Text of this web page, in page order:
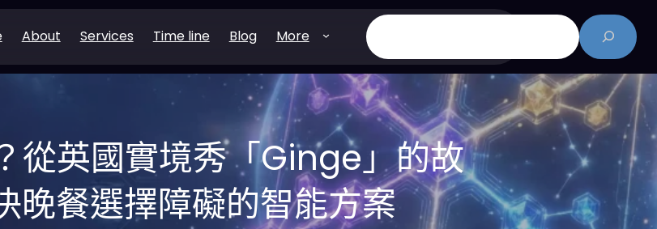
About Services Time line Blog More
搜
尋
從英國實境秀「Ginge」的故
晚餐選擇障礙的智能方案